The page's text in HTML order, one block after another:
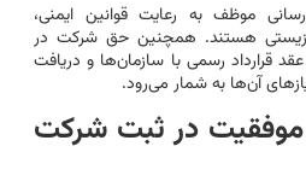
موظف به رعایت قوانین ایمنی،
هستند. همچنین حق شرکت در
قرارداد رسمی با سازمان‌ها و دریافت
آن‌ها به شمار می‌رود.
موفقیت در ثبت شرکت